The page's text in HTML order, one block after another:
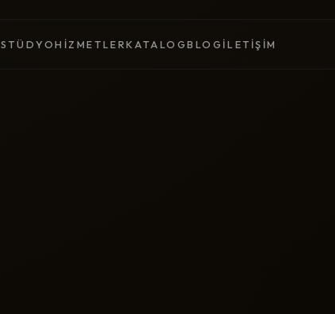
STÜDYOHIZMETLERKATALOGBLOG İLETIŞIM